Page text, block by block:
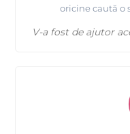
oricine caută o
V-a fost de ajutor